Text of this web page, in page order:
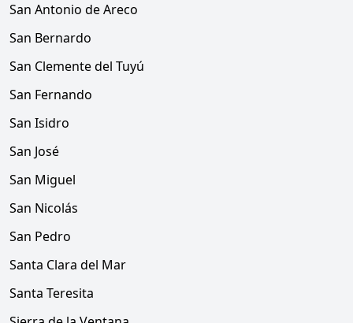
San Antonio de Areco
San Bernardo
San Clemente del Tuyú
San Fernando
San Isidro
San José
San Miguel
San Nicolás
San Pedro
Santa Clara del Mar
Santa Teresita